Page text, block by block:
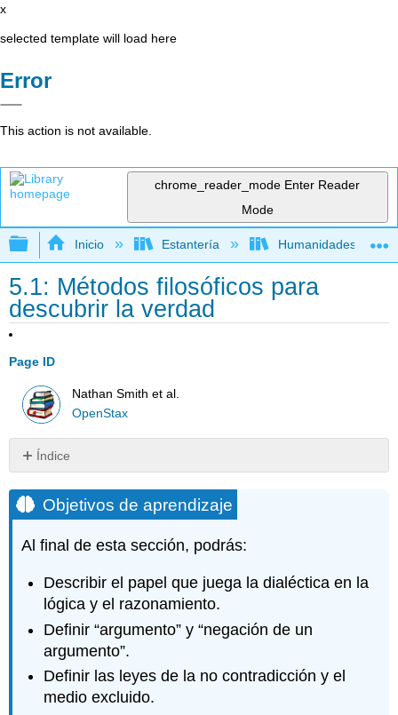
x
selected template will load here
Error
This action is not available.
chrome_reader_mode Enter Reader
Mode
Expandir/contraer jerarquía global
Inicio Estantería Humanidades
5.1: Métodos filosóficos para
descubrir la verdad
Page ID
Nathan Smith et al.
OpenStax
Índice
de
aprendizaje
Dialéctica
y
Filosófica
Dialéctica
y
Debate
Indios
Dialéctica
griega
Objetivos de aprendizaje
Al final de esta sección, podrás:
Describir el papel que juega la dialéctica en la
lógica y el razonamiento.
Definir “argumento” y “negación de un
argumento”.
Definir las leyes de la no contradicción y el
medio excluido.